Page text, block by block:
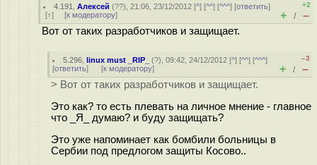
4.191 ,Алексей (??), 21:06, 23/12/2012 [^] [^^] [^^^] [ответить]
[↑] [к модератору]
+2
+ / –
Вот от таких разработчиков и защищает.
5.296 ,linux must _RIP_ (?), 09:42, 24/12/2012 [^] [^^] [^^^]
[ответить] [к модератору]
–3
+ / –
> Вот от таких разработчиков и защищает.
Это как? то есть плевать на личное мнение - главное
что _Я_ думаю? и буду защищать?
Это уже напоминает как бомбили больницы в
Сербии под предлогом защиты Косово..